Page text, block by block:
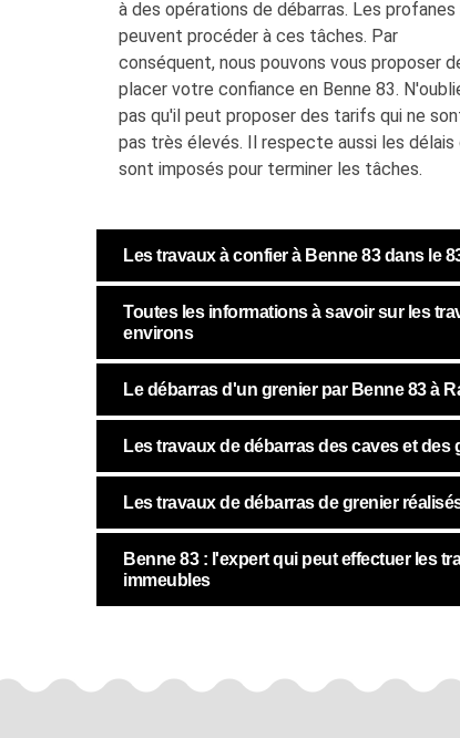
à des opérations de débarras. Les profanes
peuvent procéder à ces tâches. Par
conséquent, nous pouvons vous proposer
placer votre confiance en Benne 83.
pas qu'il peut proposer des tarifs qui ne
pas très élevés. Il respecte aussi les délais
sont imposés pour terminer les tâches.
Les travaux à confier à Benne 83 dans le
Toutes les informations à savoir sur les
environs
Le débarras d'un grenier par Benne 83 à
Les travaux de débarras des caves et des
Les travaux de débarras de grenier
Benne 83 : l'expert qui peut effectuer les
immeubles